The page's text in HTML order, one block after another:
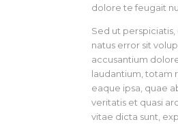
dolore te feugait
Sed ut
natus error sit
accusantium
laudantium, totam
eaque ipsa, quae
veritatis et quasi
vitae dicta sunt,